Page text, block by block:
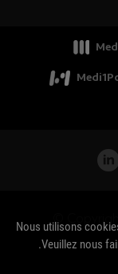
Nous utilisons
Veuillez nous